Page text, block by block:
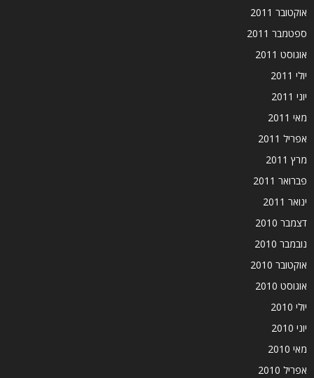
אוקטובר 2011
ספטמבר 2011
אוגוסט 2011
יולי 2011
יוני 2011
מאי 2011
אפריל 2011
מרץ 2011
פברואר 2011
ינואר 2011
דצמבר 2010
נובמבר 2010
אוקטובר 2010
אוגוסט 2010
יולי 2010
יוני 2010
מאי 2010
אפריל 2010